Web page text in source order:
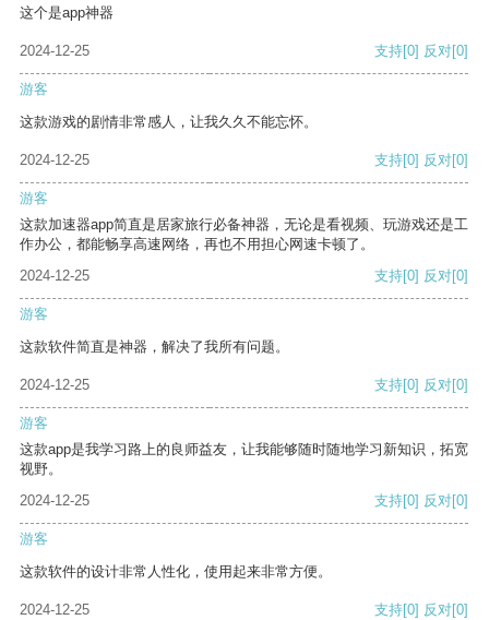
这个是app神器
2024-12-25 支持[0] 反对[0]
游客
这款游戏的剧情非常感人，让我久久不能忘怀。
2024-12-25 支持[0] 反对[0]
游客
这款加速器app简直是居家旅行必备神器，无论是看视频、玩游戏还是工
作办公，都能畅享高速网络，再也不用担心网速卡顿了。
2024-12-25
支持[0] 反对[0]
游客
这款软件简直是神器，解决了我所有问题。
2024-12-25 支持[0] 反对[0]
游客
这款app是我学习路上的良师益友，让我能够随时随地学习新知识，拓宽
视野。
2024-12-25
支持[0] 反对[0]
游客
这款软件的设计非常人性化，使用起来非常方便。
2024-12-25 支持[0] 反对[0]